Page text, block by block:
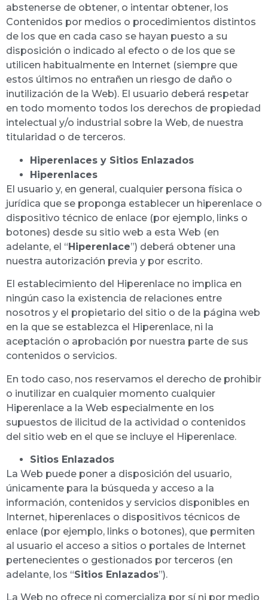
abstenerse de obtener, o intentar obtener, los
Contenidos por medios o procedimientos distintos
de los que en cada caso se hayan puesto a su
disposición o indicado al efecto o de los que se
utilicen habitualmente en Internet (siempre que
estos últimos no entrañen un riesgo de daño o
inutilización de la Web). El usuario deberá respetar
en todo momento todos los derechos de propiedad
intelectual y/o industrial sobre la Web, de nuestra
titularidad o de terceros.
Hiperenlaces y Sitios Enlazados
Hiperenlaces
El usuario y, en general, cualquier persona física o
jurídica que se proponga establecer un hiperenlace o
dispositivo técnico de enlace (por ejemplo, links o
botones) desde su sitio web a esta Web (en
adelante, el “Hiperenlace”) deberá obtener una
nuestra autorización previa y por escrito.
El establecimiento del Hiperenlace no implica en
ningún caso la existencia de relaciones entre
nosotros y el propietario del sitio o de la página web
en la que se establezca el Hiperenlace, ni la
aceptación o aprobación por nuestra parte de sus
contenidos o servicios.
En todo caso, nos reservamos el derecho de prohibir
o inutilizar en cualquier momento cualquier
Hiperenlace a la Web especialmente en los
supuestos de ilicitud de la actividad o contenidos
del sitio web en el que se incluye el Hiperenlace.
Sitios Enlazados
La Web puede poner a disposición del usuario,
únicamente para la búsqueda y acceso a la
información, contenidos y servicios disponibles en
Internet, hiperenlaces o dispositivos técnicos de
enlace (por ejemplo, links o botones), que permiten
al usuario el acceso a sitios o portales de Internet
pertenecientes o gestionados por terceros (en
adelante, los “Sitios Enlazados”).
La Web no ofrece ni comercializa por sí ni por medio